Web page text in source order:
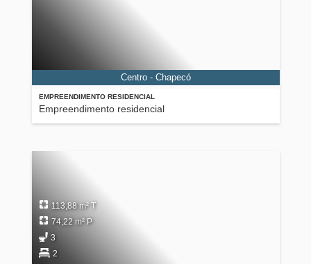
EMPREENDIMENTO RESIDENCIAL
Empreendimento residencial
Centro - Chapecó
113,88 m² T
74,22 m² P
3
2